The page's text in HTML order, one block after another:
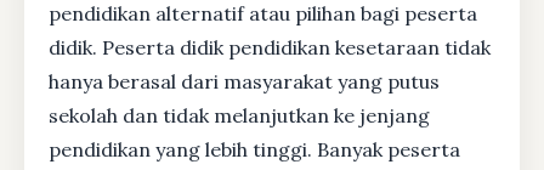
pendidikan alternatif atau pilihan bagi peserta
didik. Peserta didik pendidikan kesetaraan tidak
hanya berasal dari masyarakat yang putus
sekolah dan tidak melanjutkan ke jenjang
pendidikan yang lebih tinggi. Banyak peserta